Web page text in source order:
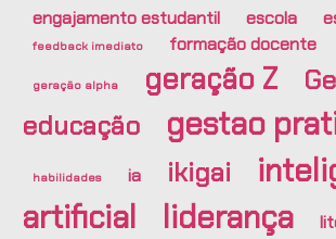
engajamento estudantil escola
feedback imediato formação docente
geração alpha geração Z
educação
gestao
habilidades ia ikigai
artificial
liderança